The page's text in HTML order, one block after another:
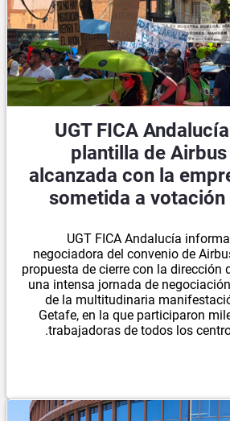
UGT FICA
plantilla de
alcanzada con la
sometida a
UGT FICA Andalucía
negociadora del convenio de
propuesta de cierre con la dirección
una intensa jornada de
de la multitudinaria
Getafe, en la que participaron
trabajadoras de todos los